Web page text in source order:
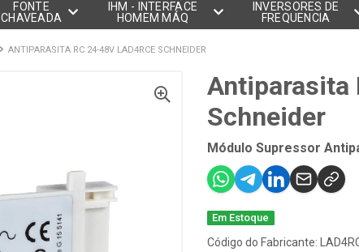
FONTE
CHAVEADA
IHM - INTERFACE
HOMEM MÁQ
INVERSORES DE
FREQUENCIA
ANTIPARASITA RC 24-48V LAD4RCE SCHNEIDER
Antiparasita
Schneider
Módulo Supressor
Em Estoque
Código do Fabricante: